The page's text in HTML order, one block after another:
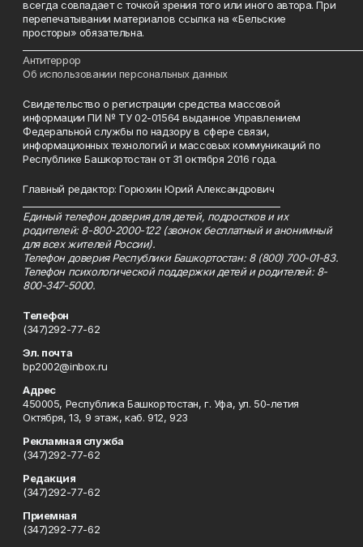
всегда совпадает с точкой зрения того или иного автора. При
перепечатывании материалов ссылка на «Бельские
просторы» обязательна.
Антитеррор
Об использовании персональных данных
Свидетельство о регистрации средства массовой
информации ПИ № ТУ 02-01564 выданное Управлением
Федеральной службы по надзору в сфере связи,
информационных технологий и массовых коммуникаций по
Республике Башкортостан от 31 октября 2016 года.
Главный редактор: Горюхин Юрий Александрович
Единый телефон доверия для детей, подростков и их
родителей: 8-800-2000-122 (звонок бесплатный и анонимный
для всех жителей России).
Телефон доверия Республики Башкортостан: 8 (800) 700-01-83.
Телефон психологической поддержки детей и родителей: 8-
800-347-5000.
Телефон
(347)292-77-62
Эл. почта
bp2002@inbox.ru
Адрес
450005, Республика Башкортостан, г. Уфа, ул. 50-летия
Октября, 13, 9 этаж, каб. 912, 923
Рекламная служба
(347)292-77-62
Редакция
(347)292-77-62
Приемная
(347)292-77-62